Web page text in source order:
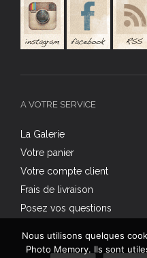
A VOTRE SERVICE
La Galerie
Votre panier
Votre compte client
Frais de livraison
Posez vos questions
Nous utilisons quelques
Photo Memory. Ils sont